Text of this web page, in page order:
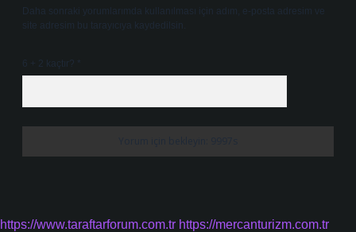
Daha sonraki yorumlarımda kullanılması için adım, e-posta adresim ve
site adresim bu tarayıcıya kaydedilsin.
6 + 2 kaçtır?
https://www.taraftarforum.com.tr https://mercanturizm.com.tr